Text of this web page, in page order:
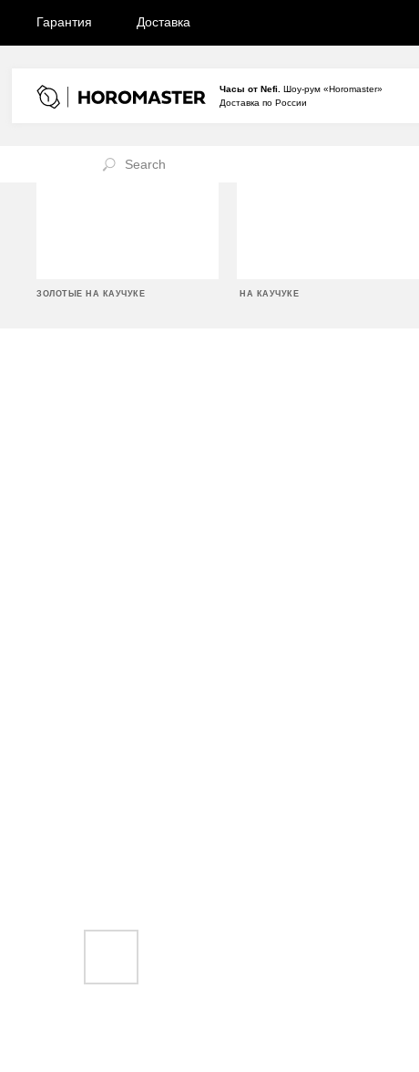
Гарантия Доставка
Часы от Nefi.
Шоу-рум «Horomaster»
Доставка по России
ЗОЛОТЫЕ НА КАУЧУКЕ НА КАУЧУКЕ